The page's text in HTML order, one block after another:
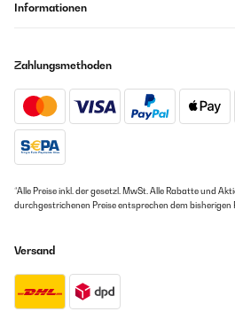
Informationen
Zahlungsmethoden
*Alle Preise inkl. der gesetzl. MwSt. Alle Rabatte und
durchgestrichenen Preise entsprechen dem bisherigen
Versand